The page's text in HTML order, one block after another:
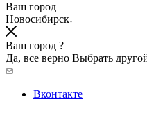
Ваш город
Новосибирск
Ваш город ?
Да, все верно Выбрать
Вконтакте